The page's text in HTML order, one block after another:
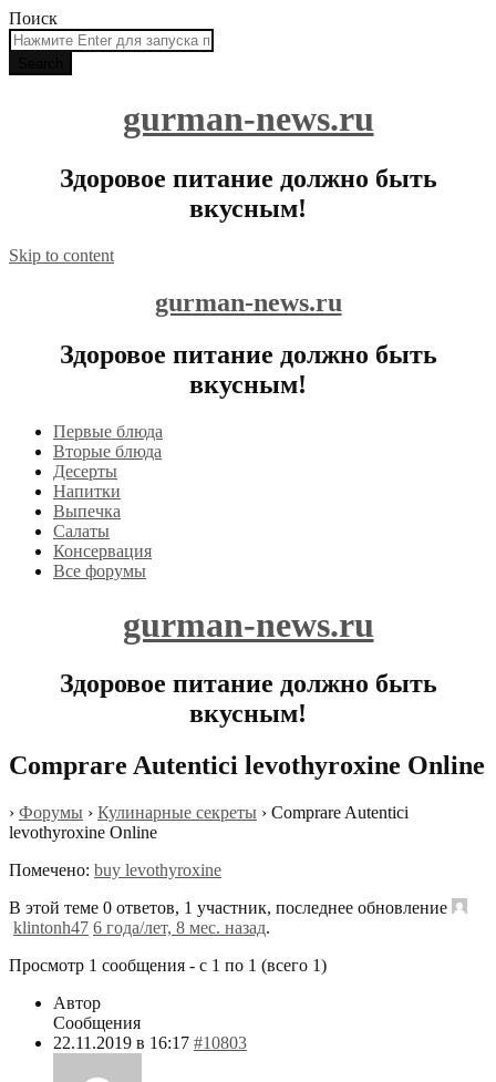
Поиск
gurman-news.ru
Здоровое питание должно быть
вкусным!
Skip to content
gurman-news.ru
Здоровое питание должно быть
вкусным!
Первые блюда
Вторые блюда
Десерты
Напитки
Выпечка
Салаты
Консервация
Все форумы
gurman-news.ru
Здоровое питание должно быть
вкусным!
Comprare Autentici levothyroxine Online
› Форумы › Кулинарные секреты › Comprare Autentici
levothyroxine Online
Помечено: buy levothyroxine
В этой теме 0 ответов, 1 участник, последнее обновление
klintonh47 6 года/лет, 8 мес. назад.
Просмотр 1 сообщения - с 1 по 1 (всего 1)
Автор
Сообщения
22.11.2019 в 16:17 #10803